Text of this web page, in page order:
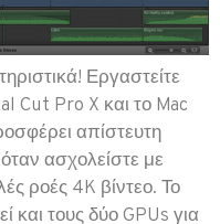
Εργαστείτε
Cut Pro X και το Mac
απίστευτη
ασχολείστε με
ροές 4K βίντεο. Το
και τους δύο GPUs για